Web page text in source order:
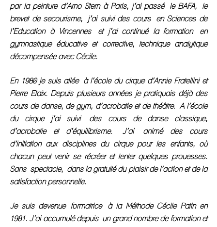
par la peinture d’Arno Stern à Paris, j’ai passé le BAFA, le
brevet de secourisme, j’ai suivi des cours en Sciences de
l’Education à Vincennes et j’ai continué la formation en
gymnastique éducative et corrective, technique analytique
décompensée avec Cécile.
En 1980 je suis allée à l’école du cirque d’Annie Fratellini et
Pierre Etaix. Depuis plusieurs années je pratiquais déjà des
cours de danse, de gym, d’acrobatie et de théâtre. A l’école
du cirque j’ai suivi des cours de danse classique,
d’acrobatie et d’équilibrisme. J’ai animé des cours
d’initiation aux disciplines du cirque pour les enfants, où
chacun peut venir se récréer et tenter quelques prouesses.
Sans spectacle, dans la gratuité du plaisir de l’action et de la
satisfaction personnelle.
Je suis devenue formatrice à la Méthode Cécile Patin en
1981. J’ai accumulé depuis un grand nombre de formation et